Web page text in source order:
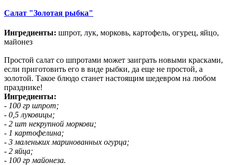
Салат "Золотая рыбка"
Ингредиенты: шпрот, лук, морковь, картофель, огурец, яйцо,
майонез
Простой салат со шпротами может заиграть новыми красками,
если приготовить его в виде рыбки, да еще не простой, а
золотой. Такое блюдо станет настоящим шедевром на любом
празднике!
Ингредиенты:
- 100 гр шпрот;
- 0,5 луковицы;
- 2 шт некрупной моркови;
- 1 картофелина;
- 3 маленьких маринованных огурца;
- 2 яйца;
- 100 гр майонеза.